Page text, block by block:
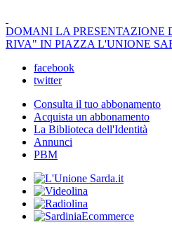
DOMANI LA PRESENTAZIONE
RIVA" IN PIAZZA L'UNIONE
facebook
twitter
Consulta il tuo abbonamento
Acquista un abbonamento
La Biblioteca dell'Identità
Annunci
PBM